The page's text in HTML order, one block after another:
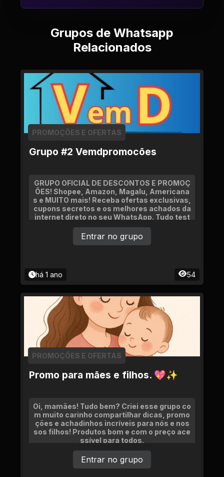
Grupos de Whatsapp
Relacionados
Grupo #2 Vemdpromocões
PROMOÇÕES E OFERTAS
GRUPO OFICIAL DE DESCONTOS E PROMOÇ
ÕES! Shopee, Amazon, Magalu, Americana
s e MUITO mais! Receba ofertas exclusivas,
cupons secretos e os melhores achados da
internet direto no seu WhatsApp. Tudo test
ado e atualizado diariamente!
há 1 ano 54
Entrar no grupo
Promo para mães e filhos. 💖✨
PROMOÇÕES E OFERTAS
Oi, mamães! Tudo bem? Criei esse grupo co
m muito carinho compartilhar dicas, promo
ções e achadinhos incríveis para nós e nos
sos filhos! Produtos bom e com o preço ace
ssível para todos.
Entrar no grupo